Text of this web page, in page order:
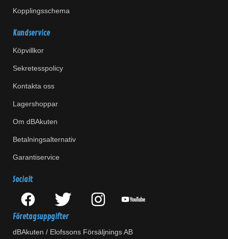
Kopplingsschema
Kundservice
Köpvillkor
Sekretesspolicy
Kontakta oss
Lagershoppar
Om dBAkuten
Betalningsalternativ
Garantiservice
Socialt
Företagsuppgifter
dBAkuten / Elofssons Försäljnings AB